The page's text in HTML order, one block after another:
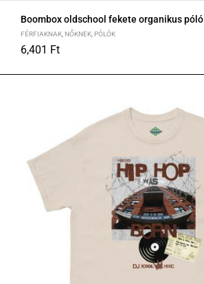
Boombox oldschool fekete organikus póló
FÉRFIAKNAK NŐKNEK PÓLÓK
6,401 Ft